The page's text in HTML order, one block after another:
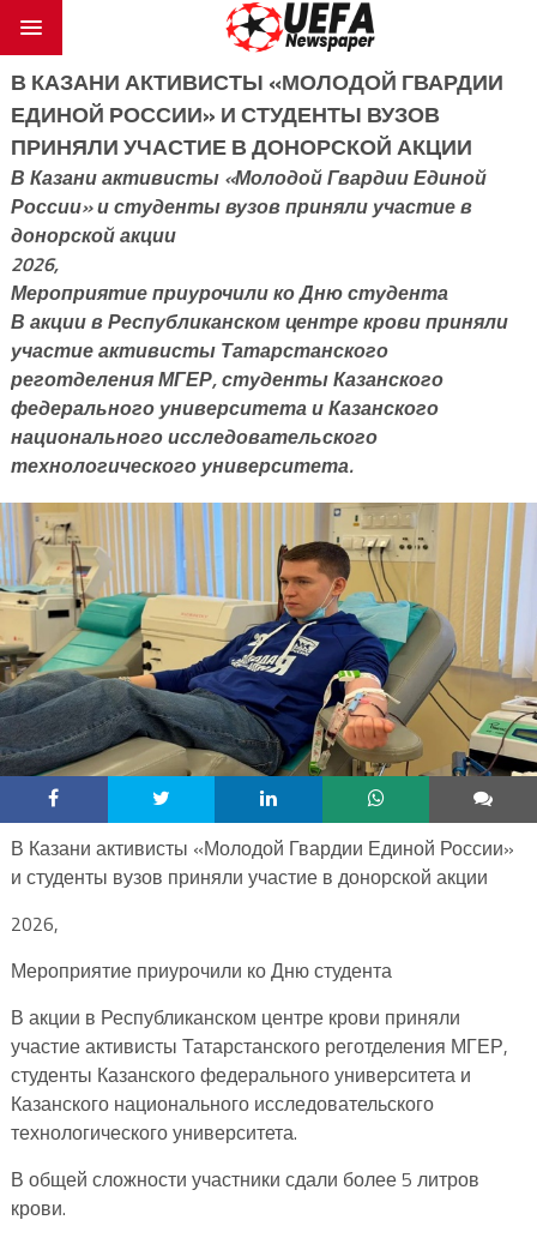
В КАЗАНИ АКТИВИСТЫ «МОЛОДОЙ ГВАРДИИ
ЕДИНОЙ РОССИИ» И СТУДЕНТЫ ВУЗОВ
ПРИНЯЛИ УЧАСТИЕ В ДОНОРСКОЙ АКЦИИ
В Казани активисты «Молодой Гвардии Единой
России» и студенты вузов приняли участие в
донорской акции
2026,
Мероприятие приурочили ко Дню студента
В акции в Республиканском центре крови приняли
участие активисты Татарстанского
реготделения МГЕР, студенты Казанского
федерального университета и Казанского
национального исследовательского
технологического университета.
В Казани активисты «Молодой Гвардии Единой России»
и студенты вузов приняли участие в донорской акции
2026,
Мероприятие приурочили ко Дню студента
В акции в Республиканском центре крови приняли
участие активисты Татарстанского реготделения МГЕР,
студенты Казанского федерального университета и
Казанского национального исследовательского
технологического университета.
В общей сложности участники сдали более 5 литров
крови.